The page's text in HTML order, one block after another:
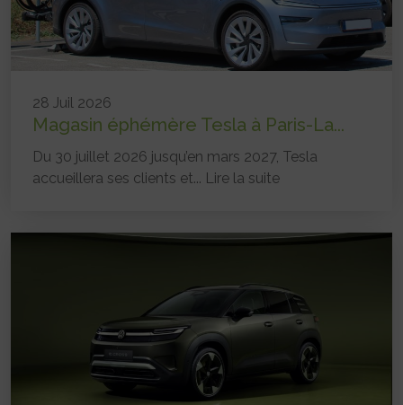
28 Juil 2026
Magasin éphémère Tesla à Paris-La...
Du 30 juillet 2026 jusqu’en mars 2027, Tesla
accueillera ses clients et... Lire la suite